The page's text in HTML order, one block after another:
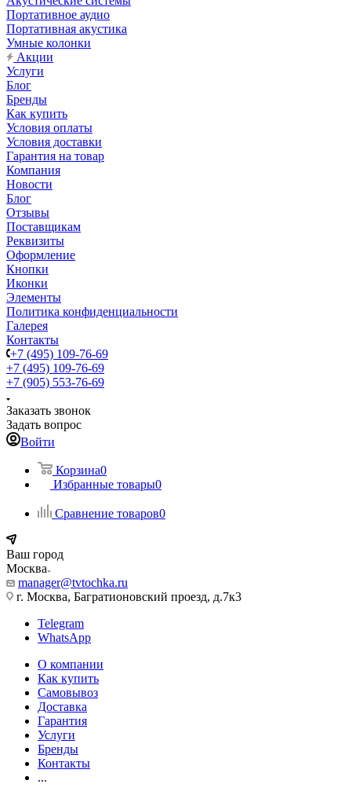
Портативное аудио
Портативная акустика
Умные колонки
Акции
Услуги
Блог
Бренды
Как купить
Условия оплаты
Условия доставки
Гарантия на товар
Компания
Новости
Блог
Отзывы
Поставщикам
Реквизиты
Оформление
Кнопки
Иконки
Элементы
Политика конфиденциальности
Галерея
Контакты
+7 (495) 109-76-69
+7 (495) 109-76-69
+7 (905) 553-76-69
Заказать звонок
Задать вопрос
Войти
Корзина0
Избранные товары0
Сравнение товаров0
Ваш город
Москва
manager@tvtochka.ru
г. Москва, Багратионовский проезд, д.7к3
Telegram
WhatsApp
О компании
Как купить
Самовывоз
Доставка
Гарантия
Услуги
Бренды
Контакты
...